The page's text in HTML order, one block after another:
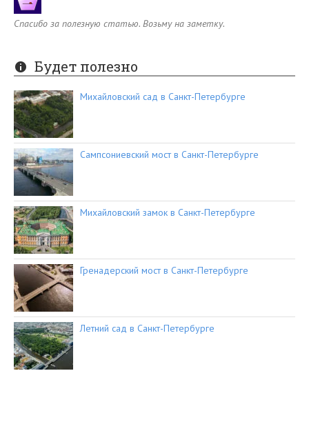
Спасибо за полезную статью. Возьму на заметку.
Будет полезно
Михайловский сад в Санкт-Петербурге
Сампсониевский мост в Санкт-Петербурге
Михайловский замок в Санкт-Петербурге
Гренадерский мост в Санкт-Петербурге
Летний сад в Санкт-Петербурге